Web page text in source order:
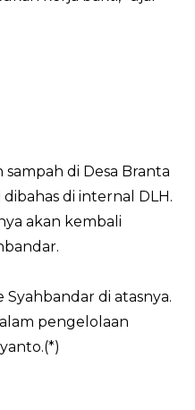
di Desa Branta
di internal DLH.
akan kembali
di atasnya.
pengelolaan